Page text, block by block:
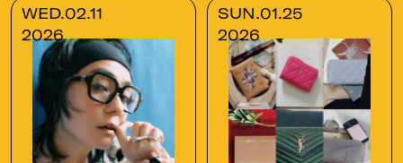
WED.02.11
2026
SUN.01.25
2026